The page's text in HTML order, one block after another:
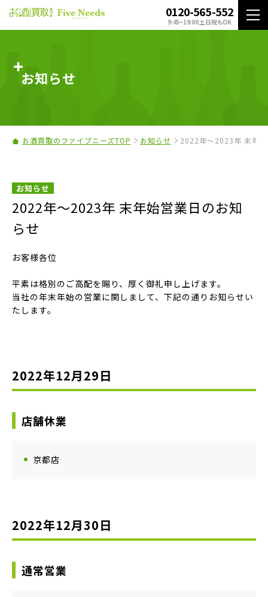
0120-565-552
9:45~19:00 土日祝もOK
お知らせ
お酒買取のファイブニーズTOP お知らせ 2022年〜2023年 末年
お知らせ
2022年〜2023年 末年始営業日のお知
らせ
お客様各位
平素は格別のご高配を賜り、厚く御礼申し上げます。
当社の年末年始の営業に関しまして、下記の通りお知らせい
たします。
2022年12月29日
店舗休業
京都店
2022年12月30日
通常営業